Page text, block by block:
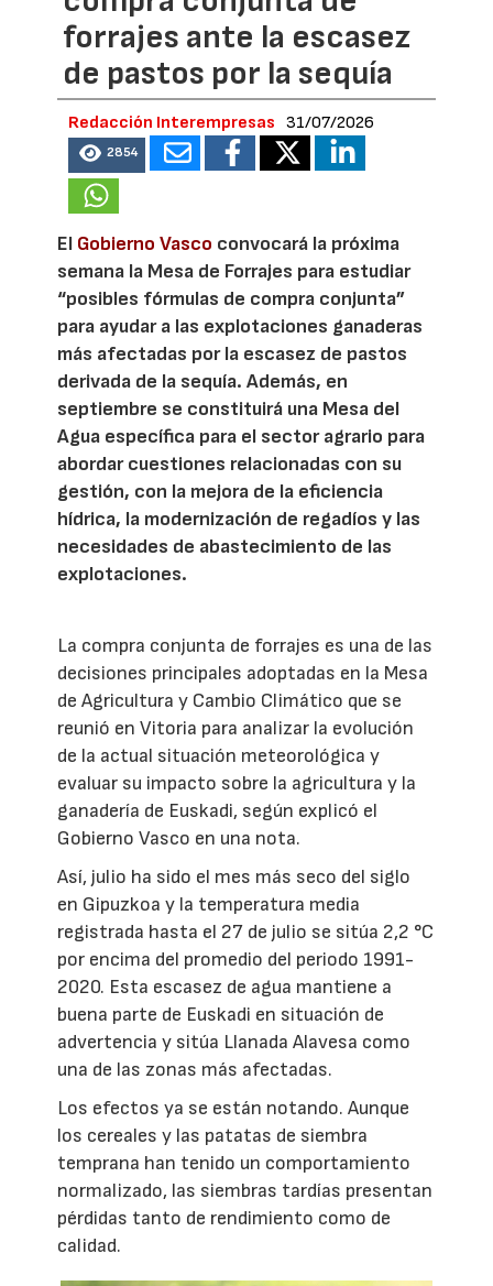
forrajes ante la escasez
de pastos por la sequía
Redacción Interempresas 31/07/2026
2854
El Gobierno Vasco convocará la próxima
semana la Mesa de Forrajes para estudiar
“posibles fórmulas de compra conjunta”
para ayudar a las explotaciones ganaderas
más afectadas por la escasez de pastos
derivada de la sequía. Además, en
septiembre se constituirá una Mesa del
Agua específica para el sector agrario para
abordar cuestiones relacionadas con su
gestión, con la mejora de la eficiencia
hídrica, la modernización de regadíos y las
necesidades de abastecimiento de las
explotaciones.
La compra conjunta de forrajes es una de las
decisiones principales adoptadas en la Mesa
de Agricultura y Cambio Climático que se
reunió en Vitoria para analizar la evolución
de la actual situación meteorológica y
evaluar su impacto sobre la agricultura y la
ganadería de Euskadi, según explicó el
Gobierno Vasco en una nota.
Así, julio ha sido el mes más seco del siglo
en Gipuzkoa y la temperatura media
registrada hasta el 27 de julio se sitúa 2,2 °C
por encima del promedio del periodo 1991-
2020. Esta escasez de agua mantiene a
buena parte de Euskadi en situación de
advertencia y sitúa Llanada Alavesa como
una de las zonas más afectadas.
Los efectos ya se están notando. Aunque
los cereales y las patatas de siembra
temprana han tenido un comportamiento
normalizado, las siembras tardías presentan
pérdidas tanto de rendimiento como de
calidad.